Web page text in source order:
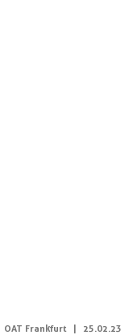
OAT Frankfurt 25.02.23